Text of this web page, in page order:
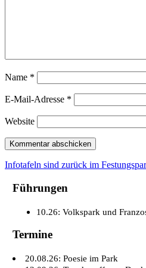
Name *
E-Mail-Adresse *
Website
Infotafeln sind zurück im
Führungen
10.26: Volkspark und
Termine
20.08.26: Poesie im Park